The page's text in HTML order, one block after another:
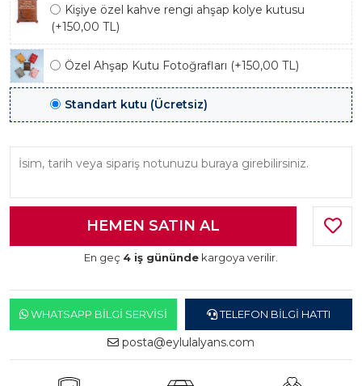
Kişiye özel kahve rengi ahşap kolye kutusu
(+150,00 TL)
Özel Ahşap Kutu Fotoğrafları (+150,00 TL)
Standart kutu (Ücretsiz)
En geç 4 iş gününde kargoya verilir.
WHATSAPP BILGI SERVISI TELEFON BILGI HATTI
posta@eylulalyans.com